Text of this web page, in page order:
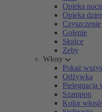
Opieka
Opieka
Czyszczenie
Golenie
Słońce
Zęby
Włosy
Pokaż
Odżywka
Pielęgnacja
Szampon
Kolor